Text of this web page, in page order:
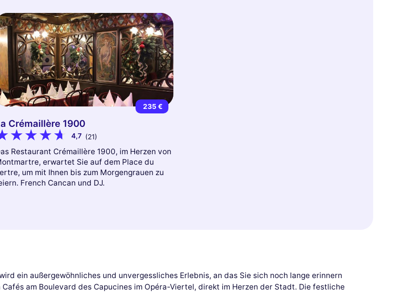
235 €
Crémaillère 1900
4,7 (21)
Restaurant Crémaillère 1900, im Herzen von
erwartet Sie auf dem Place du
um mit Ihnen bis zum Morgengrauen zu
French Cancan und DJ.
ein außergewöhnliches und unvergessliches Erlebnis, an das Sie sich noch lange erinnern
am Boulevard des Capucines im Opéra-Viertel, direkt im Herzen der Stadt. Die festliche